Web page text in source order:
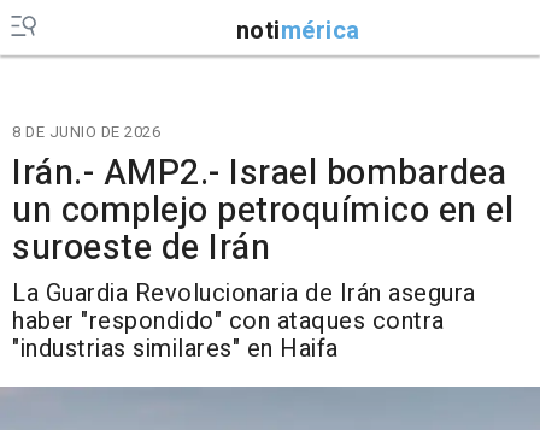
notimérica
8 DE JUNIO DE 2026
Irán.- AMP2.- Israel bombardea
un complejo petroquímico en el
suroeste de Irán
La Guardia Revolucionaria de Irán asegura
haber "respondido" con ataques contra
"industrias similares" en Haifa